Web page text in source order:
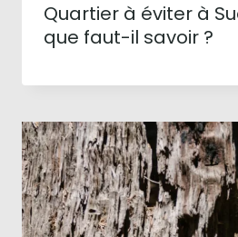
Quartier à éviter à
que faut-il savoir ?